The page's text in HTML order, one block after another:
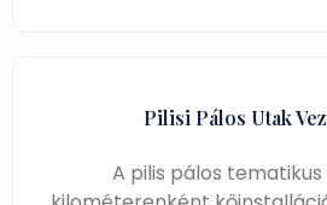
Pilisi Pálos Utak
A pilis pálos